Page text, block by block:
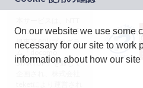
ドコモグループの新
規事業創出プログラ
ム「docomo
STARTUP」を通じて
On our website we use some
necessary for our site to work
information about how our site